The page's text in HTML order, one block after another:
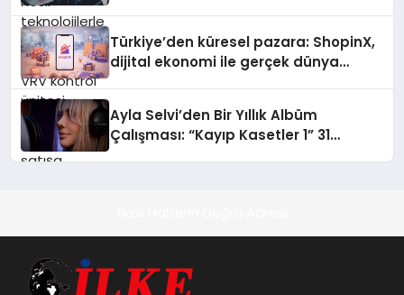
Türkiye’den küresel pazara: ShopinX,
dijital ekonomi ile gerçek dünya
Ayla Selvi’den Bir Yıllık Albüm
Çalışması: “Kayıp Kasetler 1” 31